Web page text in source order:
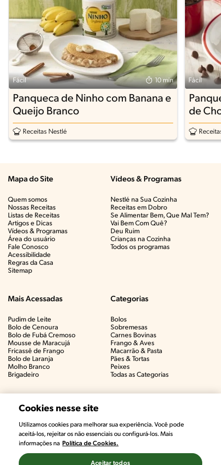
Fácil 10 min
Panqueca de Ninho com Banana e
Queijo Branco
Receitas Nestlé
Fácil
de
Frades
Mapa do Site
Quem somos
Nossas Receitas
Listas de Receitas​
Artigos e Dicas​
Vídeos & Programas​
Área do usuário
Fale Conosco
Acessibilidade
Regras da Casa
Sitemap
Vídeos & Programas​
Nestlé na Sua Cozinha
Receitas em Dobro
Se Alimentar Bem, Que Mal Tem?​
Vai Bem Com Quê?​
Deu Ruim​
Crianças na Cozinha​
Todos os programas
Mais Acessadas
Pudim de Leite
Bolo de Cenoura
Bolo de Fubá Cremoso
Mousse de Maracujá
Fricassê de Frango
Bolo de Laranja
Molho Branco
Brigadeiro
Categorias
Bolos
Sobremesas
Carnes Bovinas​
Frango & Aves​
Macarrão & Pasta​
Pães & Tortas​
Peixes
Todas as Categorias
Cookies nesse site
Utilizamos cookies para melhorar sua experiência. Você pode
aceitá-los, rejeitar os não essenciais ou configurá-los. Mais
informações na Política de Cookies.
Aceitar todos